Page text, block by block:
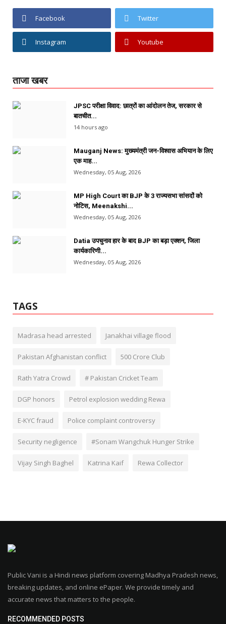
Facebook Twitter
Instagram Youtube
ताजा खबर
JPSC परीक्षा विवाद: छात्रों का आंदोलन तेज, सरकार से
बातचीत...
14 hours ago
Mauganj News: मुख्यमंत्री जन-विश्वास अभियान के लिए
एक माह...
Wednesday, 05 Aug, 2026
MP High Court का BJP के 3 राज्यसभा सांसदों को
नोटिस, Meenakshi...
Wednesday, 05 Aug, 2026
Datia उपचुनाव हार के बाद BJP का बड़ा एक्शन, जिला
कार्यकारिणी...
Wednesday, 05 Aug, 2026
TAGS
Madrasa head arrested Janakhai village flood
Pakistan Afghanistan conflict 500 Crore Club
Rath Yatra Crowd # Pakistan Cricket Team
DGP honors Petrol explosion wedding Rewa
E-KYC fraud Police complaint controversy
Security negligence #Sonam Wangchuk Hunger Strike
Vijay Singh Baghel Katrina Kaif Rewa Collector
Public Vani is a Hindi news platform covering Madhya Pradesh news,
breaking updates, and online ePaper. We provide timely and
accurate news that matters to the people.
RECOMMENDED POSTS